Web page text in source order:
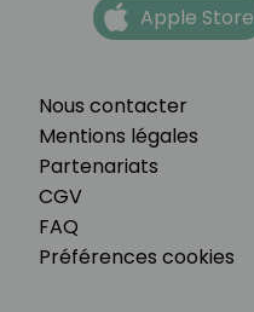
Nous contacter
Mentions légales
Partenariats
CGV
FAQ
Préférences cookies
Apple Store